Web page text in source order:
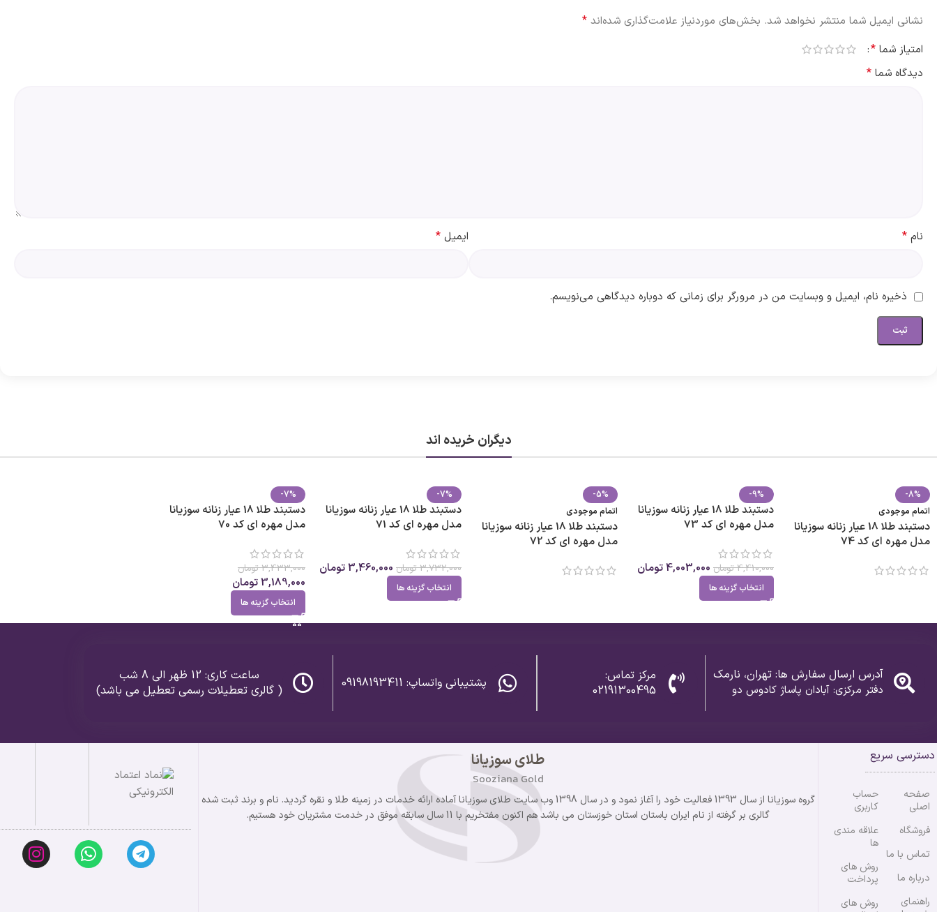
نشانی ایمیل شما منتشر نخواهد شد. بخش‌های موردنیاز علامت‌گذاری شده‌اند *
امتیاز شما *
دیدگاه شما *
نام * ایمیل *
ذخیره نام، ایمیل و وبسایت من در مرورگر برای زمانی که دوباره دیدگاهی می‌نویسم.
دیگران خریده اند
-8%
اتمام موجودی
دستبند طلا 18 عیار زنانه سوزیانا
مدل مهره ای کد 74
-9%
دستبند طلا 18 عیار زنانه سوزیانا
مدل مهره ای کد 73
4,410,000تومان 4,003,000تومان
انتخاب گزینه ها
-5%
اتمام موجودی
دستبند طلا 18 عیار زنانه سوزیانا
مدل مهره ای کد 72
-7%
دستبند طلا 18 عیار زنانه سوزیانا
مدل مهره ای کد 71
3,732,000تومان 3,460,000تومان
انتخاب گزینه ها
-7%
دستبند طلا 18 عیار زنانه سوزیانا
مدل مهره ای کد 70
3,433,000تومان
3,189,000تومان
انتخاب گزینه ها
آدرس ارسال سفارش ها: تهران، نارمک
دفتر مرکزی: آبادان پاساژ کادوس دو
مرکز تماس:
02191300495
پشتیبانی واتساپ: 09198193411
ساعت کاری: 12 ظهر الی 8 شب
( گالری تعطیلات رسمی تعطیل می باشد)
دسترسی سریع
صفحه
اصلی
فروشگاه
تماس با ما
درباره ما
راهنمای
حساب
کاربری
علاقه مندی
ها
روش های
پرداخت
روش های
طلای سوزیانا
Sooziana Gold
گروه سوزیانا از سال 1393 فعالیت خود را آغاز نمود و در سال 1398 وب سایت طلای سوزیانا آماده ارائه خدمات در زمینه طلا و نقره گردید. نام و برند ثبت شده
گالری بر گرفته از نام ایران باستان استان خوزستان می باشد هم اکنون مفتخریم با 11 سال سابقه موفق در خدمت مشتریان خود هستیم.